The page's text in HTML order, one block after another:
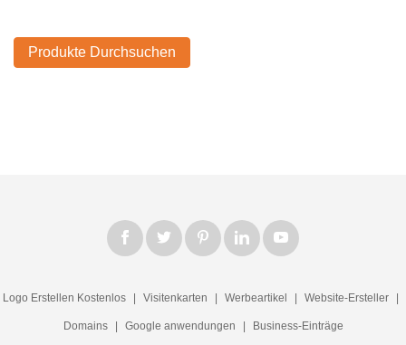
Produkte Durchsuchen
Logo Erstellen Kostenlos | Visitenkarten | Werbeartikel | Website-Ersteller |
Domains | Google anwendungen | Business-Einträge